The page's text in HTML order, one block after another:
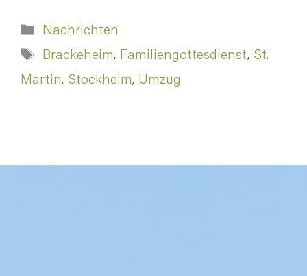
Kategorien
Nachrichten
Schlagwörter
Brackeheim, Familiengottesdienst, St.
Martin, Stockheim, Umzug